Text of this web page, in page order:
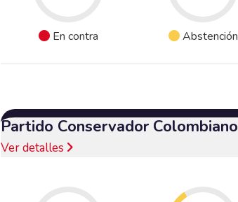
En contra Abstención
Partido Conservador Colombiano
Ver detalles